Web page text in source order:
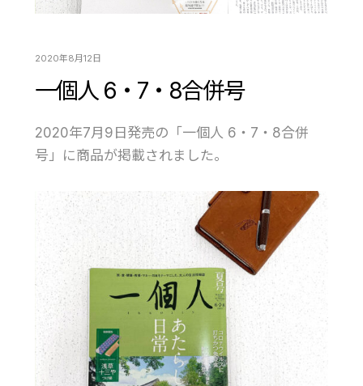
2020年8月12日
一個人 6・7・8合併号
2020年7月9日発売の「一個人 6・7・8合併
号」に商品が掲載されました。